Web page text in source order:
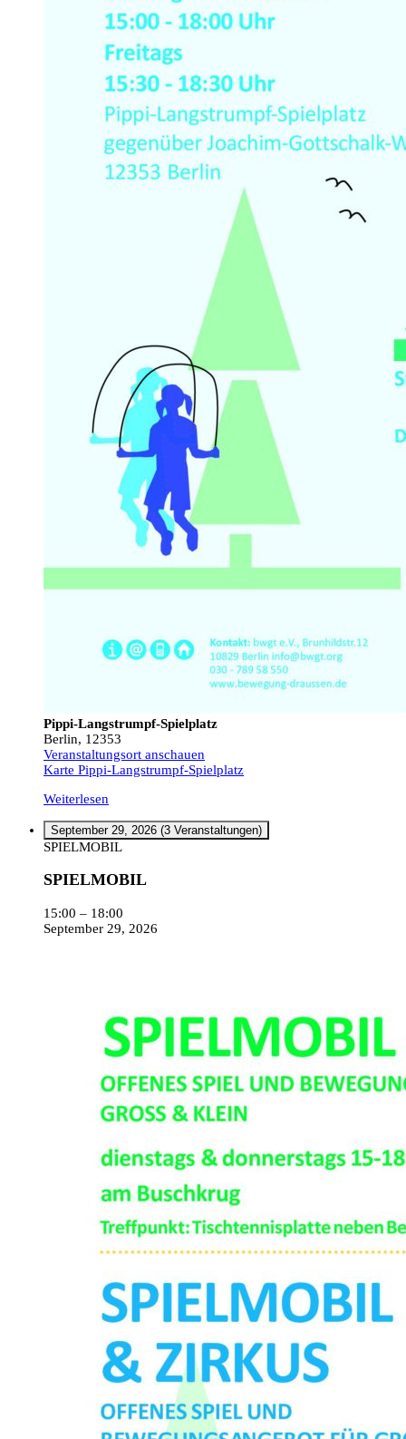
Pippi-Langstrumpf-Spielplatz
Berlin, 12353
Veranstaltungsort anschauen
Karte Pippi-Langstrumpf-Spielplatz
Weiterlesen
September 29, 2026 (3 Veranstaltungen)
SPIELMOBIL
SPIELMOBIL
15:00 – 18:00
September 29, 2026